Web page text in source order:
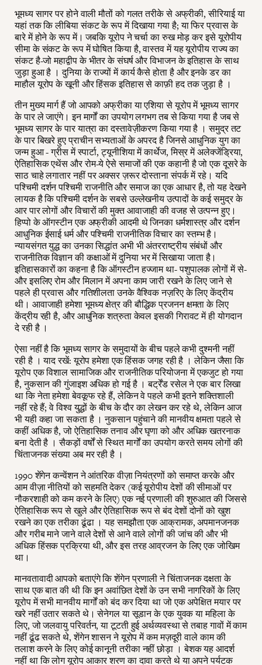
भूमध्य सागर पर होने वाली मौतों को गलत तरीके से अफ्रीकी, सीरियाई या
यहां तक कि लीबिया संकट के रूप में दिखाया गया है; या फिर प्रवास के
बारे में होने के रूप में। जबकि यूरोप ने चर्चा का रुख मोड़ कर इसे यूरोपीय
सीमा के संकट के रूप में घोषित किया है, वास्तव में यह यूरोपीय राज्य का
संकट है-जो महाद्वीप के भीतर के संघर्ष और विभाजन के इतिहास के साथ
जुड़ा हुआ है । दुनिया के राज्यों में कार्य कैसे होता है और इनके डर का
माहौल यूरोप के खूनी और हिंसक इतिहास से काफ़ी हद तक जुड़ा है ।
तीन मुख्य मार्ग हैं जो आपको अफ्रीका या एशिया से यूरोप में भूमध्य सागर
के पार ले जाएंगे। इन मार्गों का उपयोग लगभग तब से किया गया है जब से
भूमध्य सागर के पार यात्रा का दस्तावेज़ीकरण किया गया है । समुद्र तट
के पार बिखरे हुए प्राचीन सभ्यताओं के अपरद है जिनसे आधुनिक युग का
जन्म हुआ - ग्रीस में स्पार्टा, ट्यूनीशिया में कार्थेज, मिस्र में अलेक्जेंड्रिया,
ऐतिहासिक एथेंस और रोम-ये ऐसे समाजों की एक कहानी है जो एक दूसरे के
साठ चाहे लगातार नहीं पर अक्सर ज़रूर दोस्ताना संपर्क में रहे। यदि
पश्चिमी दर्शन पश्चिमी राजनीति और समाज का एक आधार है, तो यह देखने
लायक है कि पश्चिमी दर्शन के सबसे उल्लेखनीय उत्पादों के कई समुद्र के
आर पार लोगों और विचारों की मुक्त आवाजाही की वजह से उत्पन्न हुए।
हिप्पो के ऑगस्टीन एक अफ्रीकी आदमी थे जिनका धर्मशास्त्र और दर्शन
आधुनिक ईसाई धर्म और पश्चिमी राजनीतिक विचार का स्तम्भ है।
न्यायसंगत युद्ध का उनका सिद्धांत अभी भी अंतरराष्ट्रीय संबंधों और
राजनीतिक विज्ञान की कक्षाओं में दुनिया भर में सिखाया जाता है।
इतिहासकारों का कहना है कि ऑगस्टीन हज्जाम था- पशुपालक लोगों में से-
और इसलिए रोम और मिलान में अपना काम जारी रखने के लिए जाने से
पहले ही प्रवास और गतिशीलता उनके वैश्विक नज़रिए के लिए केंद्रीय
थी। आवाजाही हमेशा भूमध्य क्षेत्र की बौद्धिक प्रजनन क्षमता के लिए
केंद्रीय रही है, और आधुनिक शत्रुता केवल इसकी गिरावट में ही योगदान
दे रही है ।
ऐसा नहीं है कि भूमध्य सागर के समुदायों के बीच पहले कभी दुश्मनी नहीं
रही है । याद रखें: यूरोप हमेशा एक हिंसक जगह रही है । लेकिन जैसा कि
यूरोप एक विशाल सामाजिक और राजनीतिक परियोजना में एकजुट हो गया
है, नुकसान की गुंजाइश अधिक हो गई है । बर्ट्रेंड रसेल ने एक बार लिखा
था कि नेता हमेशा बेवकूफ रहे हैं, लेकिन वे पहले कभी इतने शक्तिशाली
नहीं रहे हैं; वे विश्व युद्धों के बीच के दौर का लेखन कर रहे थे, लेकिन आज
भी यही कहा जा सकता है । नुकसान पहुंचाने की मानवीय क्षमता पहले से
कहीं अधिक है, जो ऐतिहासिक तनाव और घृणा को और अधिक खतरनाक
बना देती है । सैकड़ों वर्षों से स्थित मार्गों का उपयोग करते समय लोगों की
चिंताजनक संख्या अब मर रही है ।
1990 शेंगेन कन्वेंशन ने आंतरिक वीज़ा नियंत्रणों को समाप्त करके और
आम वीज़ा नीतियों को सहमति देकर (कई यूरोपीय देशों की सीमाओं पर
नौकरशाही को कम करने के लिए) एक नई प्रणाली की शुरुआत की जिससे
ऐतिहासिक रूप से खुले और ऐतिहासिक रूप से बंद देशों दोनों को खुश
रखने का एक तरीका ढूंढा । यह समझौता एक आक्रामक, अपमानजनक
और गरीब माने जाने वाले देशों से आने वाले लोगों की जांच की और भी
अधिक हिंसक प्रक्रिया थी, और इस तरह आव्रजन के लिए एक जोखिम
था।
मानवतावादी आपको बताएंगे कि शेंगेन प्रणाली ने चिंताजनक दक्षता के
साथ एक बात की थी कि इन अवांछित देशों के उन सभी नागरिकों के लिए
यूरोप में सभी मानवीय मार्गों को बंद कर दिया था जो एक अपेक्षित मयार पर
खरे नहीं उतार सकते थे। सेनेगल या सूडान के एक युवक या महिला के
लिए, जो जलवायु परिवर्तन, या टूटती हुई अर्थव्यवस्था से तबाह गावों में काम
नहीं ढूंढ सकते थे, शेंगेन शासन ने यूरोप में कम मज़दूरी वाले काम की
तलाश करने के लिए कोई कानूनी तरीका नहीं छोड़ा । बेशक यह आदर्श
नहीं था कि लोग यूरोप आकार शरण का दावा करते थे या अपने पर्यटक